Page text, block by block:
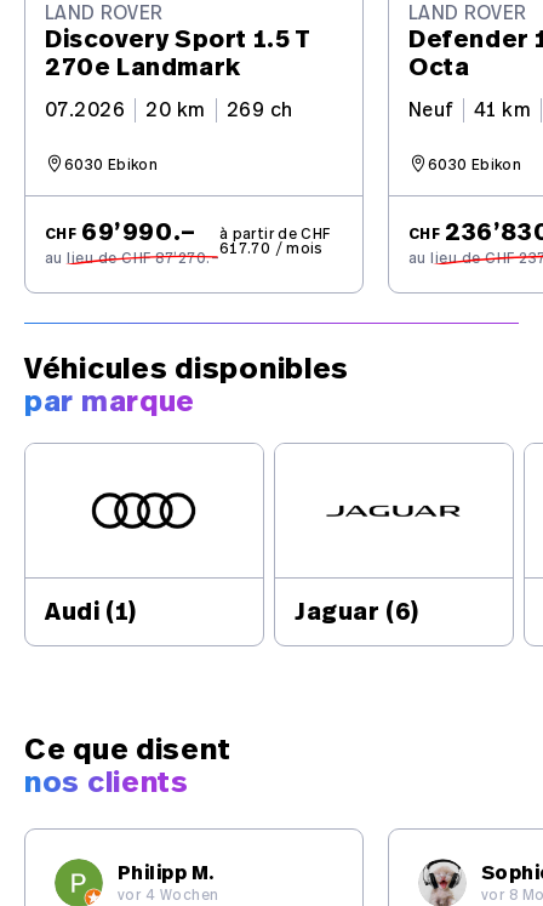
LAND ROVER
Discovery Sport 1.5 T
270e Landmark
07.2026 20 km 269 ch
6030 Ebikon
CHF 69’990.–
au lieu de CHF 87’270.–
à partir de CHF
617.70 / mois
LAND ROVER
Defender
Octa
Neuf 41 km
6030 Ebikon
CHF
au lieu de CHF
Véhicules disponibles
par marque
Audi (1) Jaguar (6)
Ce que disent
nos clients
Philipp M.
vor 4 Wochen vor 8